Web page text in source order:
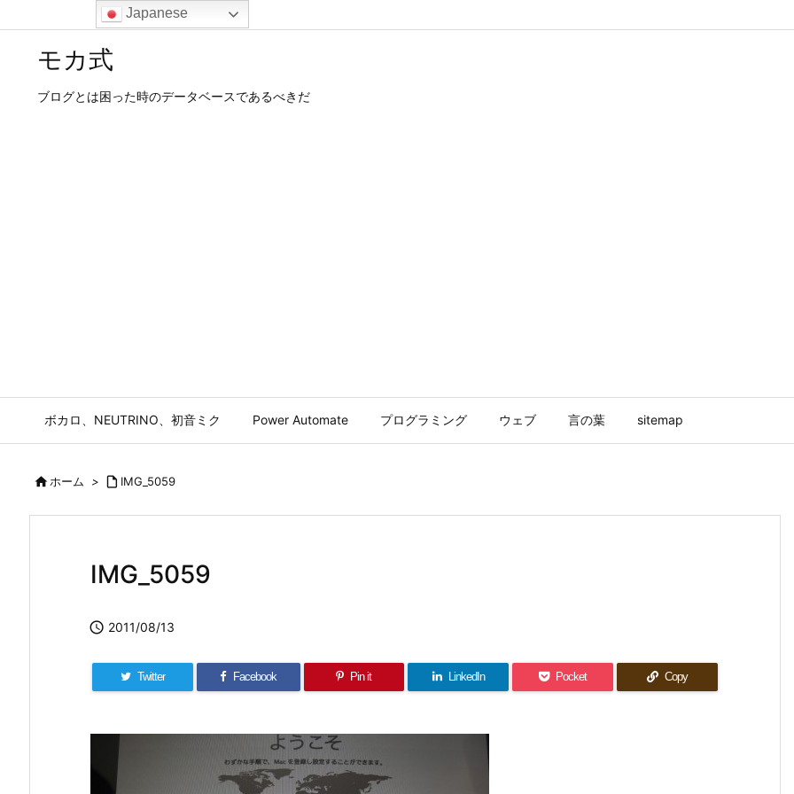
モカ式
ブログとは困った時のデータベースであるべきだ
ボカロ、NEUTRINO、初音ミク Power Automate プログラミング ウェブ 言の葉 sitemap
ホーム >  IMG_5059
IMG_5059
 2011/08/13
Twitter Facebook Pin it LinkedIn Pocket Copy
Japanese